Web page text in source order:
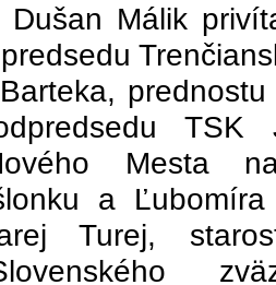
Dušan Málik
TSK
Mesta
a
Turej,